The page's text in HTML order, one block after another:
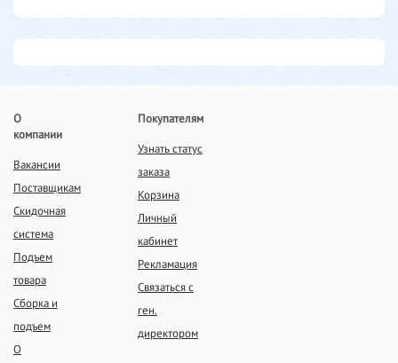
О
компании
Вакансии
Поставщикам
Скидочная
система
Подъем
товара
Сборка и
подъем
О
Покупателям
Узнать статус
заказа
Корзина
Личный
кабинет
Рекламация
Связаться с
ген.
директором